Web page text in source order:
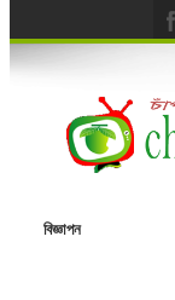
বিজ্ঞাপন